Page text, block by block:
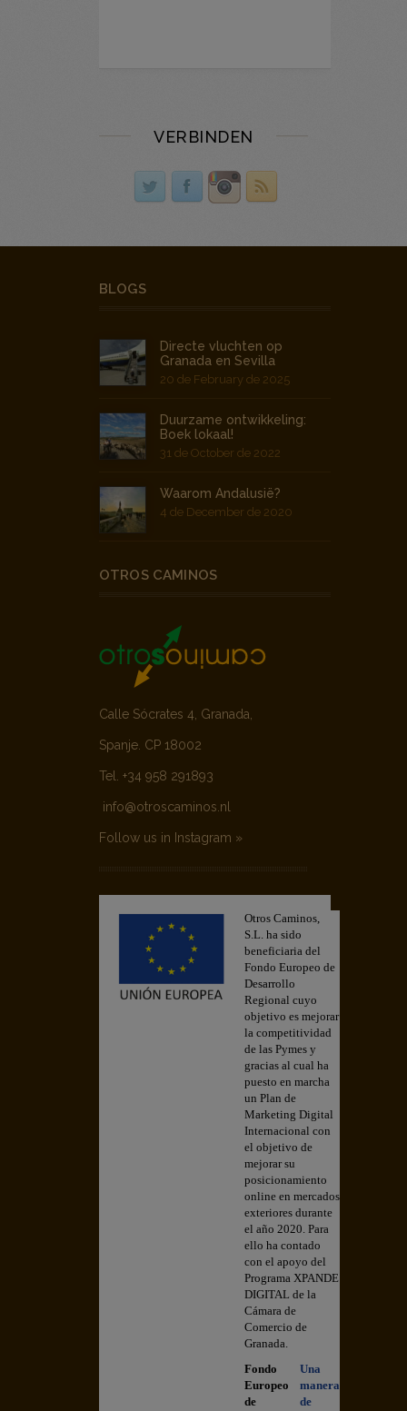
VERBINDEN
BLOGS
Directe vluchten op
Granada en Sevilla
20 de February de 2025
Duurzame ontwikkeling:
Boek lokaal!
31 de October de 2022
Waarom Andalusië?
4 de December de 2020
OTROS CAMINOS
Calle Sócrates 4, Granada,
Spanje. CP 18002
Tel. +34 958 291893
info@otroscaminos.nl
Follow us in Instagram »
Otros Caminos,
S.L. ha sido
beneficiaria del
Fondo Europeo de
Desarrollo
Regional cuyo
objetivo es mejorar
la competitividad
de las Pymes y
gracias al cual ha
puesto en marcha
un Plan de
Marketing Digital
Internacional con
el objetivo de
mejorar su
posicionamiento
online en mercados
exteriores durante
el año 2020. Para
ello ha contado
con el apoyo del
Programa XPANDE
DIGITAL de la
Cámara de
Comercio de
Granada.
Una
manera
de
Fondo
Europeo
de